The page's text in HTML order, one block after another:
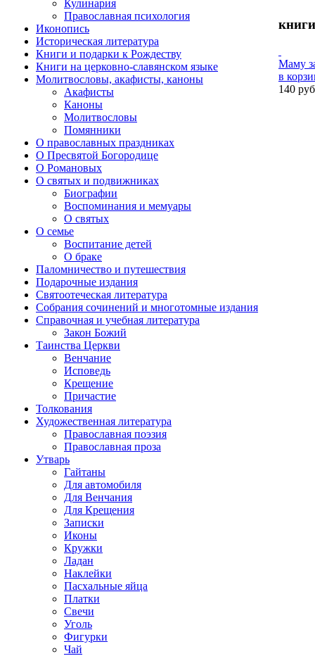
Кулинария
Православная психология
Иконопись
Историческая литература
Книги и подарки к Рождеству
Книги на церковно-славянском языке
Молитвословы, акафисты, каноны
Акафисты
Каноны
Молитвословы
Помянники
О православных праздниках
О Пресвятой Богородице
О Романовых
О святых и подвижниках
Биографии
Воспоминания и мемуары
О святых
О семье
Воспитание детей
О браке
Паломничество и путешествия
Подарочные издания
Святоотеческая литература
Собрания сочинений и многотомные издания
Справочная и учебная литература
Закон Божий
Таинства Церкви
Венчание
Исповедь
Крещение
Причастие
Толкования
Художественная литература
Православная поэзия
Православная проза
Утварь
Гайтаны
Для автомобиля
Для Венчания
Для Крещения
Записки
Иконы
Кружки
Ладан
Наклейки
Пасхальные яйца
Платки
Свечи
Уголь
Фигурки
Чай
Маму
в
140